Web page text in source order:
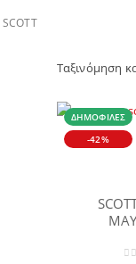
SCOTT
Ταξινόμηση
ΔΗΜΟΦΙΛΈΣ
-42%